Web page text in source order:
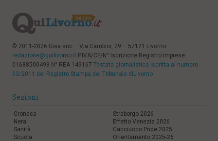
© 2011-2026 Gisa snc – Via Cambini, 29 – 57121 Livorno
redazione@quilivorno.it P.IVA/CF/N° Iscrizione Registro Imprese:
01688500493 N° REA 149167 Testata giornalistica iscritta al numero
03/2011 del Registro Stampa del Tribunale diLivorno
Sezioni
Cronaca
Nera
Sanità
Scuola
Straborgo 2026
Effetto Venezia 2026
Cacciucco Pride 2025
Orientamento 2025-26